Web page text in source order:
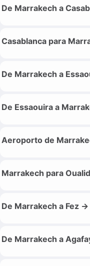
De Marrakech a
Casablanca para
De Marrakech a
De Essaouira a
Aeroporto de
Marrakech para
De Marrakech a Fez →
De Marrakech a